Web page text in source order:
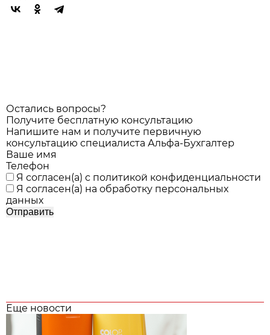
Остались вопросы?
Получите бесплатную консультацию
Напишите нам и получите первичную
консультацию специалиста Альфа-Бухгалтер
Ваше имя
Телефон
Я согласен(а) с политикой конфиденциальности
Я согласен(а) на обработку персональных
данных
Еще новости